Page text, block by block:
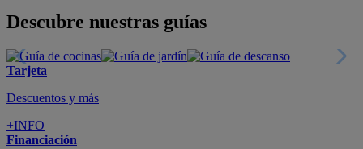
Descubre nuestras guías
Tarjeta
Descuentos y más
+INFO
Financiación